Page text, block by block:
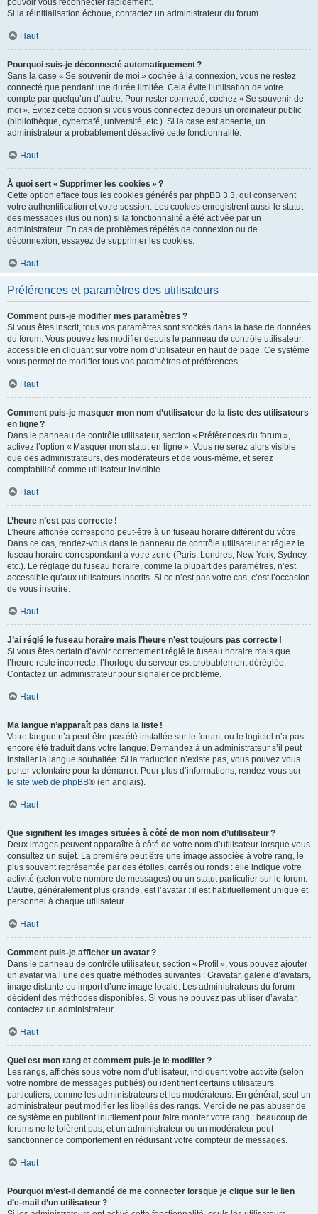
pouvoir vous reconnecter rapidement.
Si la réinitialisation échoue, contactez un administrateur du forum.
Haut
Pourquoi suis-je déconnecté automatiquement ?
Sans la case « Se souvenir de moi » cochée à la connexion, vous ne restez
connecté que pendant une durée limitée. Cela évite l’utilisation de votre
compte par quelqu’un d’autre. Pour rester connecté, cochez « Se souvenir de
moi ». Évitez cette option si vous vous connectez depuis un ordinateur public
(bibliothèque, cybercafé, université, etc.). Si la case est absente, un
administrateur a probablement désactivé cette fonctionnalité.
Haut
À quoi sert « Supprimer les cookies » ?
Cette option efface tous les cookies générés par phpBB 3.3, qui conservent
votre authentification et votre session. Les cookies enregistrent aussi le statut
des messages (lus ou non) si la fonctionnalité a été activée par un
administrateur. En cas de problèmes répétés de connexion ou de
déconnexion, essayez de supprimer les cookies.
Haut
Préférences et paramètres des utilisateurs
Comment puis-je modifier mes paramètres ?
Si vous êtes inscrit, tous vos paramètres sont stockés dans la base de données
du forum. Vous pouvez les modifier depuis le panneau de contrôle utilisateur,
accessible en cliquant sur votre nom d’utilisateur en haut de page. Ce système
vous permet de modifier tous vos paramètres et préférences.
Haut
Comment puis-je masquer mon nom d’utilisateur de la liste des utilisateurs
en ligne ?
Dans le panneau de contrôle utilisateur, section « Préférences du forum »,
activez l’option « Masquer mon statut en ligne ». Vous ne serez alors visible
que des administrateurs, des modérateurs et de vous-même, et serez
comptabilisé comme utilisateur invisible.
Haut
L’heure n’est pas correcte !
L’heure affichée correspond peut-être à un fuseau horaire différent du vôtre.
Dans ce cas, rendez-vous dans le panneau de contrôle utilisateur et réglez le
fuseau horaire correspondant à votre zone (Paris, Londres, New York, Sydney,
etc.). Le réglage du fuseau horaire, comme la plupart des paramètres, n’est
accessible qu’aux utilisateurs inscrits. Si ce n’est pas votre cas, c’est l’occasion
de vous inscrire.
Haut
J’ai réglé le fuseau horaire mais l’heure n’est toujours pas correcte !
Si vous êtes certain d’avoir correctement réglé le fuseau horaire mais que
l’heure reste incorrecte, l’horloge du serveur est probablement déréglée.
Contactez un administrateur pour signaler ce problème.
Haut
Ma langue n’apparaît pas dans la liste !
Votre langue n’a peut-être pas été installée sur le forum, ou le logiciel n’a pas
encore été traduit dans votre langue. Demandez à un administrateur s’il peut
installer la langue souhaitée. Si la traduction n’existe pas, vous pouvez vous
porter volontaire pour la démarrer. Pour plus d’informations, rendez-vous sur
le site web de phpBB® (en anglais).
Haut
Que signifient les images situées à côté de mon nom d’utilisateur ?
Deux images peuvent apparaître à côté de votre nom d’utilisateur lorsque vous
consultez un sujet. La première peut être une image associée à votre rang, le
plus souvent représentée par des étoiles, carrés ou ronds : elle indique votre
activité (selon votre nombre de messages) ou un statut particulier sur le forum.
L’autre, généralement plus grande, est l’avatar : il est habituellement unique et
personnel à chaque utilisateur.
Haut
Comment puis-je afficher un avatar ?
Dans le panneau de contrôle utilisateur, section « Profil », vous pouvez ajouter
un avatar via l’une des quatre méthodes suivantes : Gravatar, galerie d’avatars,
image distante ou import d’une image locale. Les administrateurs du forum
décident des méthodes disponibles. Si vous ne pouvez pas utiliser d’avatar,
contactez un administrateur.
Haut
Quel est mon rang et comment puis-je le modifier ?
Les rangs, affichés sous votre nom d’utilisateur, indiquent votre activité (selon
votre nombre de messages publiés) ou identifient certains utilisateurs
particuliers, comme les administrateurs et les modérateurs. En général, seul un
administrateur peut modifier les libellés des rangs. Merci de ne pas abuser de
ce système en publiant inutilement pour faire monter votre rang : beaucoup de
forums ne le tolèrent pas, et un administrateur ou un modérateur peut
sanctionner ce comportement en réduisant votre compteur de messages.
Haut
Pourquoi m’est-il demandé de me connecter lorsque je clique sur le lien
d’e-mail d’un utilisateur ?